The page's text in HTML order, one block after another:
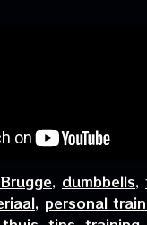
Brugge, dumbbells,
, personal